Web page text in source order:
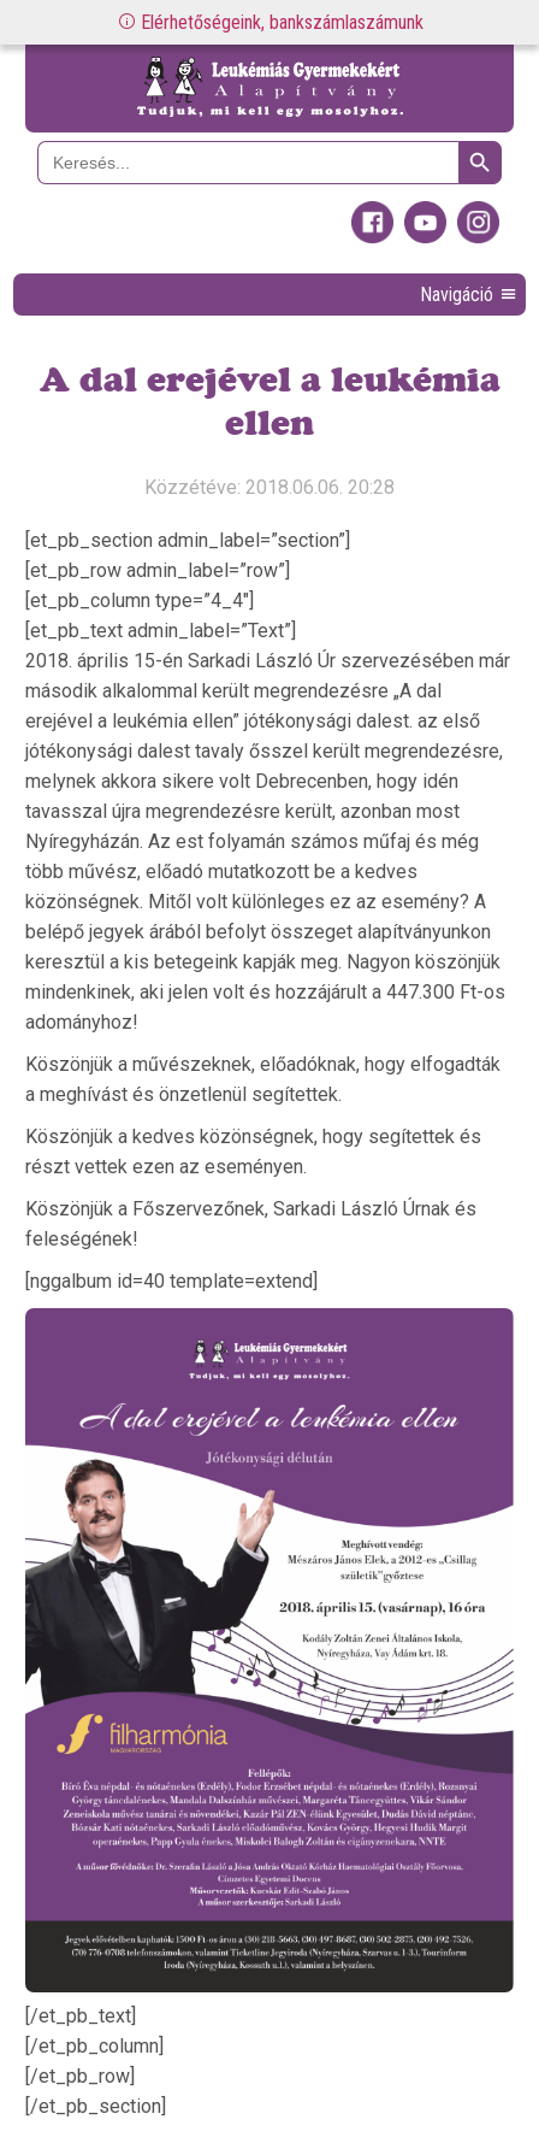
Elérhetőségeink, bankszámlaszámunk
Search
for:
Search Button
Navigáció
A dal erejével a leukémia
ellen
Közzétéve: 2018.06.06. 20:28
[et_pb_section admin_label=”section”]
[et_pb_row admin_label=”row”]
[et_pb_column type=”4_4″]
[et_pb_text admin_label=”Text”]
2018. április 15-én Sarkadi László Úr szervezésében már
második alkalommal került megrendezésre „A dal
erejével a leukémia ellen” jótékonysági dalest. az első
jótékonysági dalest tavaly ősszel került megrendezésre,
melynek akkora sikere volt Debrecenben, hogy idén
tavasszal újra megrendezésre került, azonban most
Nyíregyházán. Az est folyamán számos műfaj és még
több művész, előadó mutatkozott be a kedves
közönségnek. Mitől volt különleges ez az esemény? A
belépő jegyek árából befolyt összeget alapítványunkon
keresztül a kis betegeink kapják meg. Nagyon köszönjük
mindenkinek, aki jelen volt és hozzájárult a 447.300 Ft-os
adományhoz!
Köszönjük a művészeknek, előadóknak, hogy elfogadták
a meghívást és önzetlenül segítettek.
Köszönjük a kedves közönségnek, hogy segítettek és
részt vettek ezen az eseményen.
Köszönjük a Főszervezőnek, Sarkadi László Úrnak és
feleségének!
[nggalbum id=40 template=extend]
[/et_pb_text]
[/et_pb_column]
[/et_pb_row]
[/et_pb_section]